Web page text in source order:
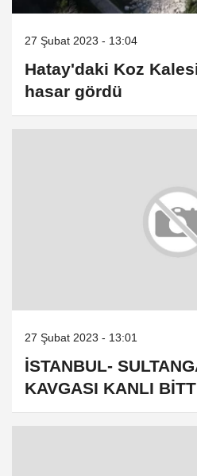
27 Şubat 2023 - 13:04
Hatay'daki Koz
hasar gördü
27 Şubat 2023 - 13:01
İSTANBUL-
KAVGASI KANLI